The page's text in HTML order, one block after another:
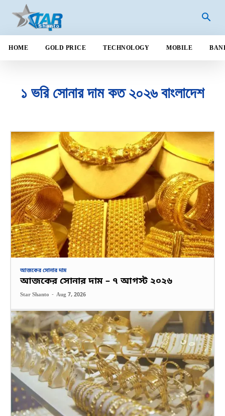
HOME GOLD PRICE TECHNOLOGY MOBILE
১ ভরি সোনার দাম কত ২০২৬ বাংলাদেশ
আজকের সোনার দাম
আজকের সোনার দাম – ৭ আগস্ট ২০২৬
Star Shanto - Aug 7, 2026